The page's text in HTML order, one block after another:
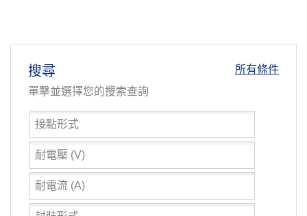
所有條件
搜尋
單擊並選擇您的搜索查詢